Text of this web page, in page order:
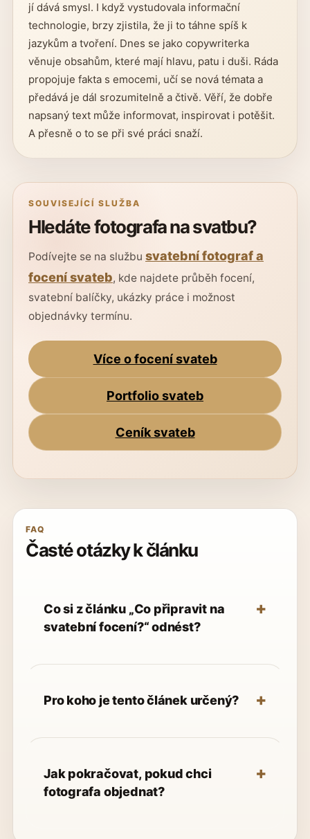
jí dává smysl. I když vystudovala informační
technologie, brzy zjistila, že ji to táhne spíš k
jazykům a tvoření. Dnes se jako copywriterka
věnuje obsahům, které mají hlavu, patu i duši. Ráda
propojuje fakta s emocemi, učí se nová témata a
předává je dál srozumitelně a čtivě. Věří, že dobře
napsaný text může informovat, inspirovat i potěšit.
A přesně o to se při své práci snaží.
SOUVISEJÍCÍ SLUŽBA
Hledáte fotografa na svatbu?
Podívejte se na službu svatební fotograf a
focení svateb, kde najdete průběh focení,
svatební balíčky, ukázky práce i možnost
objednávky termínu.
Více o focení svateb
Portfolio svateb
Ceník svateb
FAQ
Časté otázky k článku
Co si z článku „Co připravit na
svatební focení?“ odnést?
Pro koho je tento článek určený?
Jak pokračovat, pokud chci
fotografa objednat?